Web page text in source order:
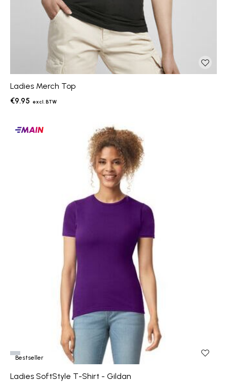
Ladies Merch Top
€9.95
Bestseller
Main
Ladies SoftStyle T-Shirt - Gildan